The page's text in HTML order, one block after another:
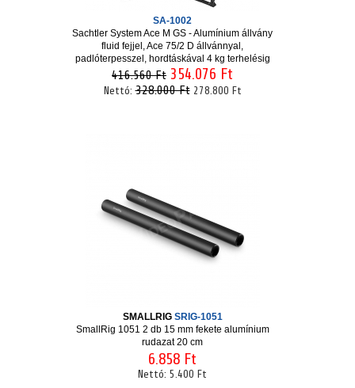
SA-1002
Sachtler System Ace M GS - Alumínium állvány
fluid fejjel, Ace 75/2 D állvánnyal,
padlóterpesszel, hordtáskával 4 kg terhelésig
416.560 Ft 354.076 Ft
Nettó:328.000 Ft 278.800 Ft
SMALLRIG SRIG-1051
SmallRig 1051 2 db 15 mm fekete alumínium
rudazat 20 cm
6.858 Ft
Nettó: 5.400 Ft